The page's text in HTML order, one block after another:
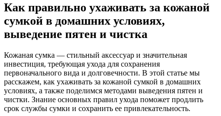
Как правильно ухаживать за кожаной
сумкой в домашних условиях,
выведение пятен и чистка
Кожаная сумка — стильный аксессуар и значительная
инвестиция, требующая ухода для сохранения
первоначального вида и долговечности. В этой статье мы
расскажем, как ухаживать за кожаной сумкой в домашних
условиях, а также поделимся методами выведения пятен и
чистки. Знание основных правил ухода поможет продлить
срок службы сумки и сохранить ее привлекательность.